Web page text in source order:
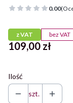
0.00
z VAT bez VAT
Cena
109,00 zł
Ilość
szt.